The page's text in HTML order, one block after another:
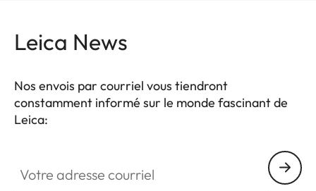
Leica News
Nos envois par courriel vous tiendront
constamment informé sur le monde fascinant de
Leica: